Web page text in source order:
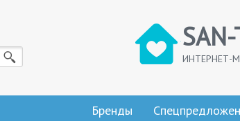
ИНТЕРНЕТ-
Бренды